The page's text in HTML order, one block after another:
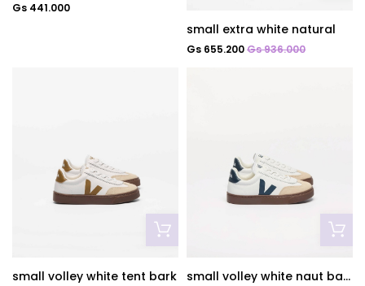
Gs 441.000
small extra white natural
Gs 655.200Gs 936.000
small volley white tent bark small volley white naut bark